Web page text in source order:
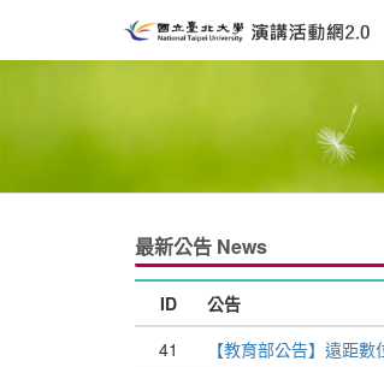
最新公告 News
ID 公告
41
【教育部公告】遠距